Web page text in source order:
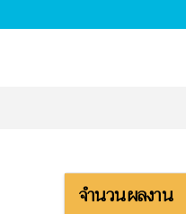
จำนวนผลงาน